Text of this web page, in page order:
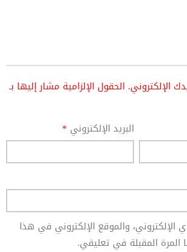
الإلكتروني. الحقول الإلزامية مشار إليها بـ
البريد الإلكتروني *
والموقع الإلكتروني في هذا
المرة المقبلة في تعليقي.